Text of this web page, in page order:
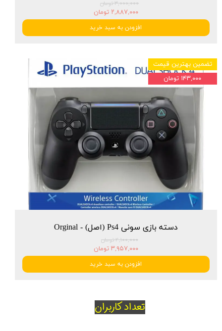
۳,۰۰۰,۰۰۰ تومان
۲,۸۸۷,۰۰۰ تومان
افزودن به سبد خرید
دسته بازی سونی Ps4 (اصل) - Orginal
۴,۱۰۰,۰۰۰ تومان
۳,۹۵۷,۰۰۰ تومان
افزودن به سبد خرید
تضمین بهترین قیمت
۱۴۳,۰۰۰ تومان
تعداد کاربران